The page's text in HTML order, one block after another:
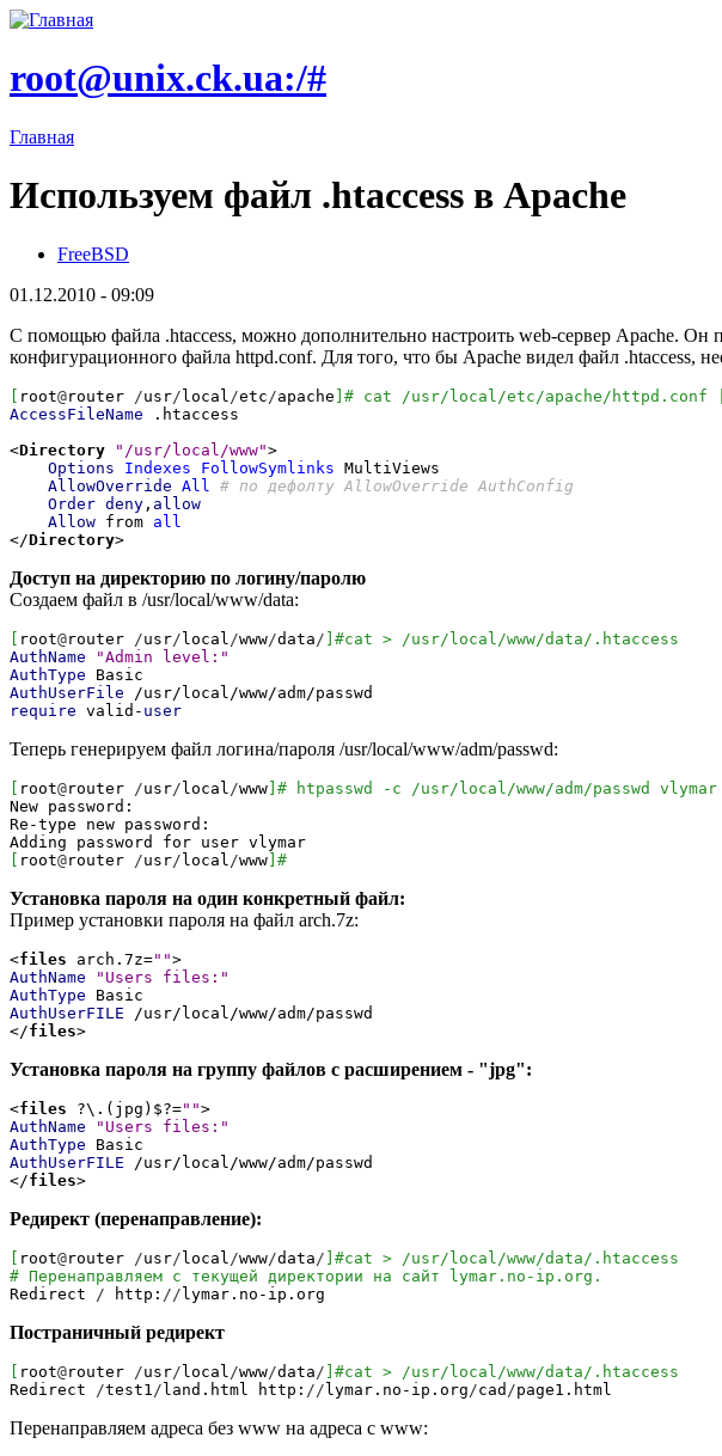
root@unix.ck.ua:/#
Главная
Используем файл .htaccess в Apache
FreeBSD
01.12.2010 - 09:09
С помощью файла .htaccess, можно дополнительно настроить web-сервер Apache. Он
конфигурационного файла httpd.conf. Для того, что бы Apache видел файл .htaccess,
root@router /usr/ local /etc /apache # cat /usr/local/etc/apache/httpd.conf |
AccessFileName .htaccess
<Directory "/usr/local/www">
Options
Indexes FollowSymlinks
AllowOverride All
# по дефолту AllowOverride AuthConfig
Order deny , allow
Allow from all
</Directory>
Доступ на директорию по логину/паролю
Создаем файл в /usr/local/www/data:
root@router /usr/ local /www/data / #cat > /usr/local/www/data/.htaccess
AuthName
"Admin level:"
AuthType Basic
AuthUserFile /usr/local/www/adm/passwd
require valid- user
Теперь генерируем файл логина/пароля /usr/local/www/adm/passwd:
root@router /usr/ local /www # htpasswd -c /usr/local/www/adm/passwd vlymar
New password:
Re-type new password:
Adding password for user vlymar
root@router /usr/ local /www #
Установка пароля на один конкретный файл:
Пример установки пароля на файл arch.7z:
<files arch.7z="">
AuthName
"Users files:"
AuthType Basic
AuthUserFILE /usr/local/www/adm/passwd
</files>
Установка пароля на группу файлов с расширением - "jpg":
<files ?\.(jpg)$?="">
AuthName
"Users files:"
AuthType Basic
AuthUserFILE /usr/local/www/adm/passwd
</files>
Редирект (перенаправление):
root@router /usr/ local /www/data / #cat > /usr/local/www/data/.htaccess
# Перенаправляем с текущей директории на сайт lymar.no-ip.org.
Redirect
/ http: // lymar.no-ip.org
Постраничный редирект
root@router /usr/ local /www/data / #cat > /usr/local/www/data/.htaccess
Redirect
/test1 / land.html http: // lymar.no-ip.org /cad /page1.html
Перенаправляем адреса без www на адреса с www: